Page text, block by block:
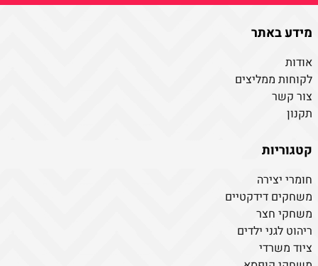
מידע באתר
אודות
לקוחות ממליצים
צור קשר
תקנון
קטגוריות
חומרי יצירה
משחקים דידקטיים
משחקי חצר
ריהוט לגני ילדים
ציוד משרדי